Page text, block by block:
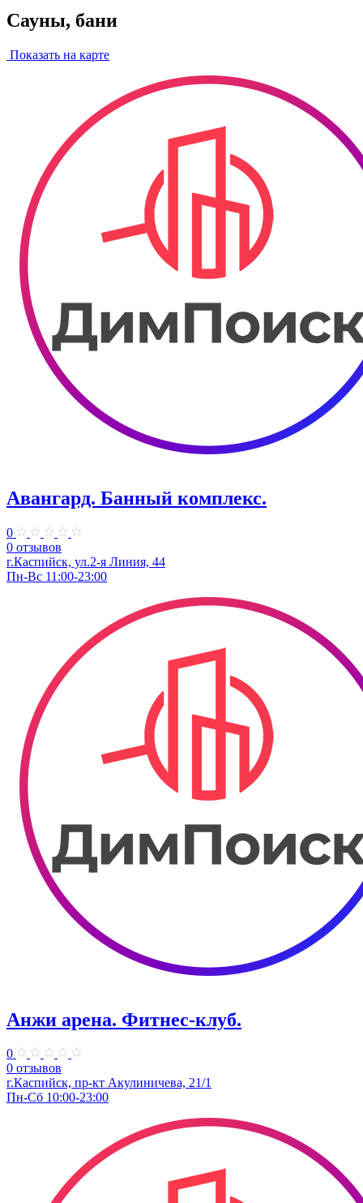
Сауны, бани
Показать на карте
Авангард. Банный комплекс.
0
0 отзывов
г.Каспийск, ул.2-я Линия, 44
Пн-Вс 11:00-23:00
Анжи арена. Фитнес-клуб.
0
0 отзывов
г.Каспийск, пр-кт Акулиничева, 21/1
Пн-Сб 10:00-23:00